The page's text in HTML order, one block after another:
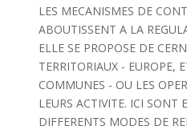
LES MECANISMES DE
ABOUTISSENT A LA
ELLE SE PROPOSE DE
TERRITORIAUX - EUROPE,
COMMUNES - OU LES
LEURS ACTIVITE. ICI SONT
DIFFERENTS MODES DE